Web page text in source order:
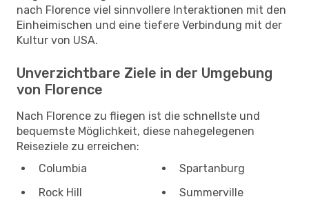
nach Florence viel sinnvollere Interaktionen mit den
Einheimischen und eine tiefere Verbindung mit der
Kultur von USA.
Unverzichtbare Ziele in der Umgebung
von Florence
Nach Florence zu fliegen ist die schnellste und
bequemste Möglichkeit, diese nahegelegenen
Reiseziele zu erreichen:
Columbia
Spartanburg
Rock Hill
Summerville